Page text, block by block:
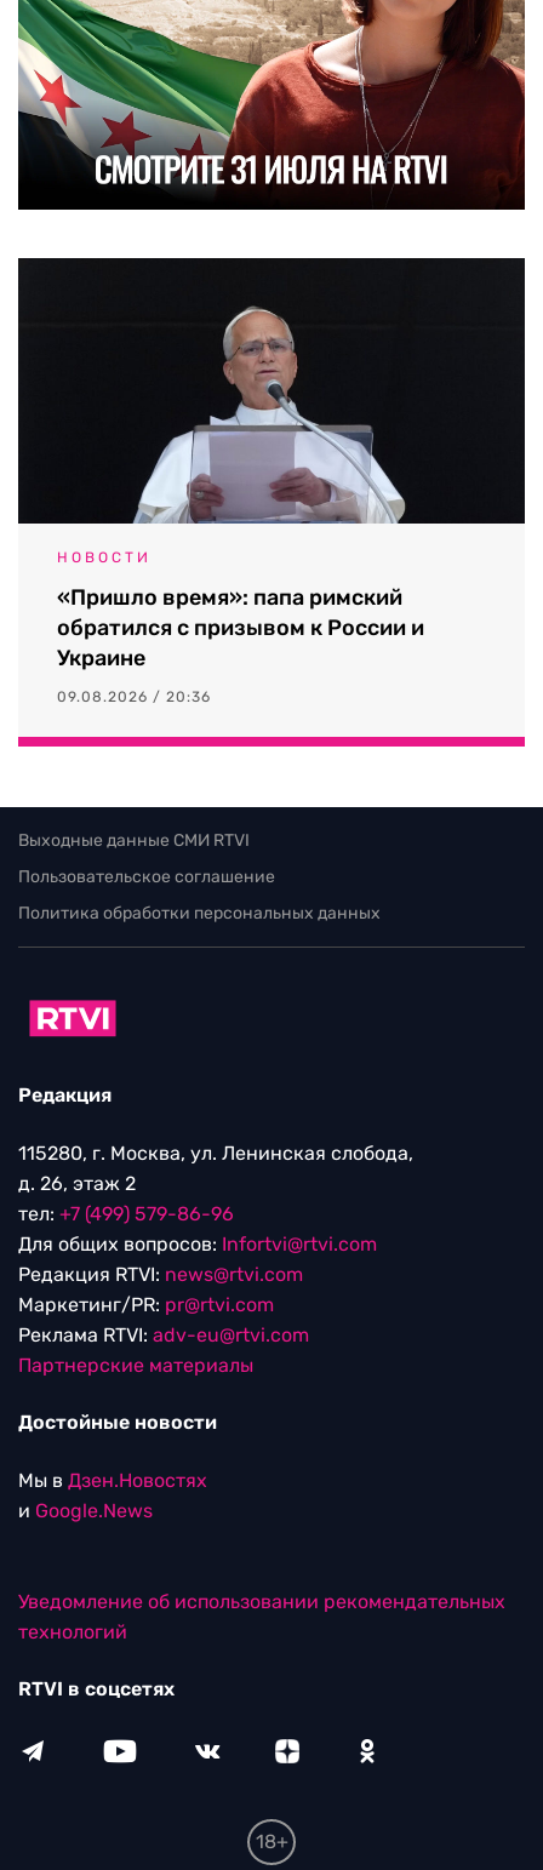
НОВОСТИ
«Пришло время»: папа римский
обратился с призывом к России и
Украине
09.08.2026 / 20:36
Выходные данные СМИ RTVI
Пользовательское соглашение
Политика обработки персональных данных
Редакция
115280, г. Москва, ул. Ленинская слобода,
д. 26, этаж 2
тел: +7 (499) 579-86-96
Для общих вопросов: Infortvi@rtvi.com
Редакция RTVI: news@rtvi.com
Маркетинг/PR: pr@rtvi.com
Реклама RTVI: adv-eu@rtvi.com
Партнерские материалы
Достойные новости
Мы в Дзен.Новостях
и Google.News
Уведомление об использовании рекомендательных
технологий
RTVI в соцсетях
18+